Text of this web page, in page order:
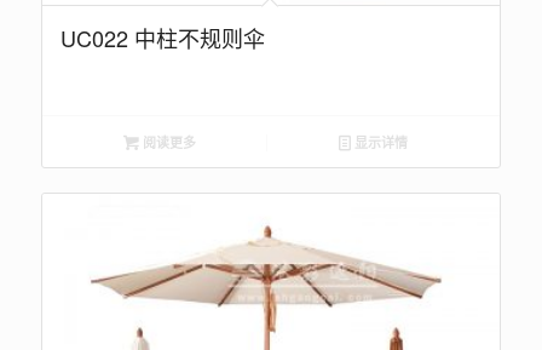
UC022 中柱不规则伞
阅读更多 显示详情